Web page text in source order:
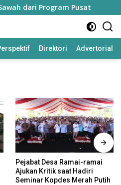
dari Program Pusat
Direktori Advertorial
Pejabat Desa Ramai-ramai
Ajukan Kritik saat Hadiri
Seminar Kopdes Merah Putih